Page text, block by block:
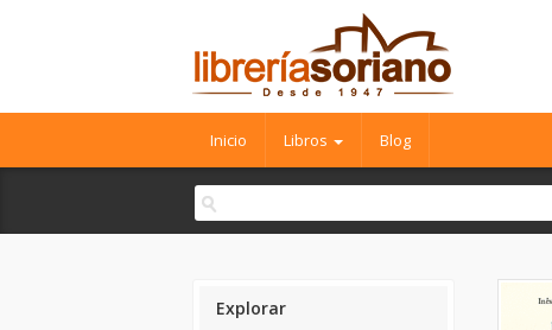
Inicio Libros Blog
Explorar